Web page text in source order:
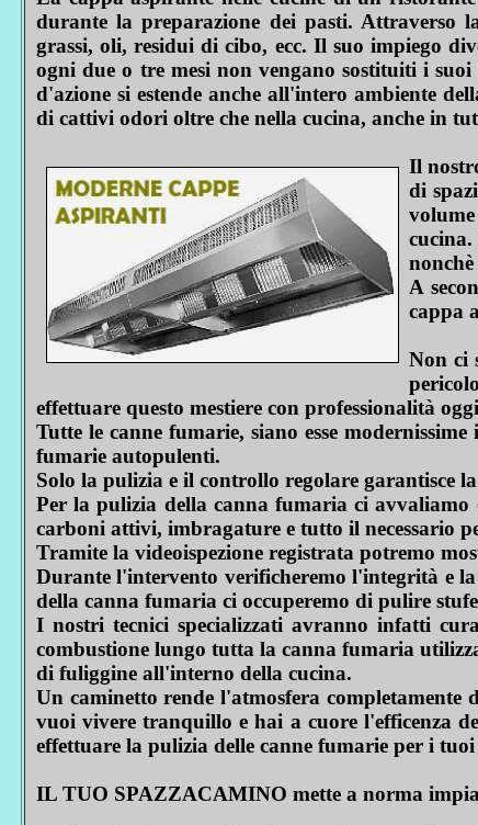
durante la preparazione dei pasti. Attraverso
grassi, oli, residui di cibo, ecc. Il suo impiego
ogni due o tre mesi non vengano sostituiti i
d'azione si estende anche all'intero ambiente
di cattivi odori oltre che nella cucina, anche in
Il
di
cucina.
A
cappa
Non ci
effettuare questo mestiere con professionalità
Tutte le canne fumarie, siano esse
fumarie autopulenti.
Solo la pulizia e il controllo regolare garantisce
Per la pulizia della canna fumaria ci avvaliamo
carboni attivi, imbragature e tutto il necessario
Tramite la videoispezione registrata potremo
Durante l'intervento verificheremo l'integrità e
della canna fumaria ci occuperemo di pulire
I nostri tecnici specializzati avranno infatti
combustione lungo tutta la canna fumaria
di fuliggine all'interno della cucina.
Un caminetto rende l'atmosfera completamente
vuoi vivere tranquillo e hai a cuore l'efficenza
effettuare la pulizia delle canne fumarie per i
IL TUO SPAZZACAMINO mette a norma